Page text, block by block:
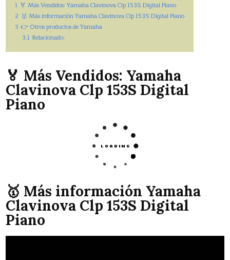
1 🏅 Más Vendidos: Yamaha Clavinova Clp 153S Digital Piano
2 🥇 Más información Yamaha Clavinova Clp 153S Digital Piano
3 👉 Otros productos de Yamaha
3.1 Relacionado:
🏅 Más Vendidos: Yamaha
Clavinova Clp 153S Digital
Piano
🥇 Más información Yamaha
Clavinova Clp 153S Digital
Piano